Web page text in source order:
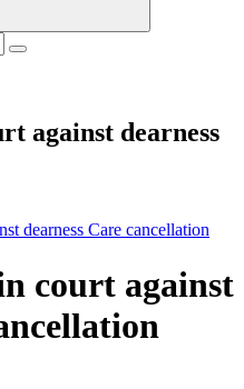
against dearness
dearness Care cancellation
court against